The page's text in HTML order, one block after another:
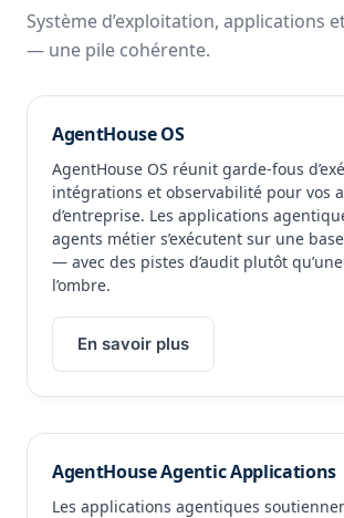
Système d’exploitation, applications
— une pile cohérente.
AgentHouse OS
AgentHouse OS réunit garde-fous
intégrations et observabilité pour vos
d’entreprise. Les applications
agents métier s’exécutent sur une
— avec des pistes d’audit plutôt
l’ombre.
En savoir plus
AgentHouse Agentic Applications
Les applications agentiques